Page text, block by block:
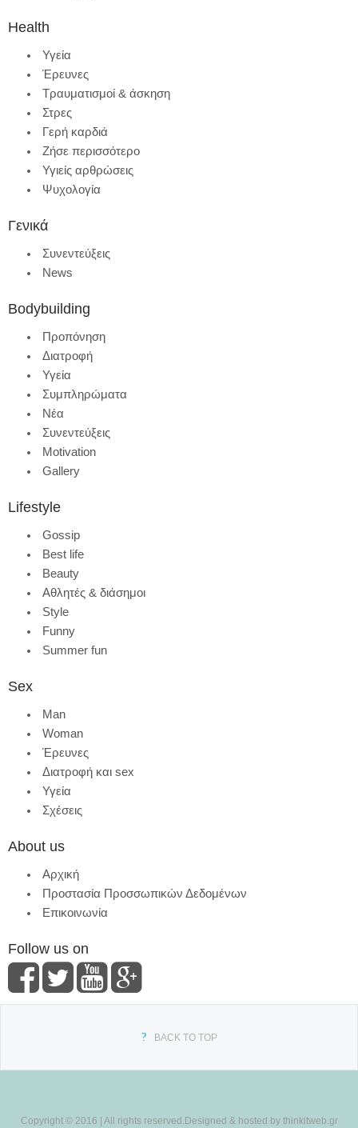
Health
Υγεία
Έρευνες
Τραυματισμοί & άσκηση
Στρες
Γερή καρδιά
Ζήσε περισσότερο
Υγιείς αρθρώσεις
Ψυχολογία
Γενικά
Συνεντεύξεις
News
Bodybuilding
Προπόνηση
Διατροφή
Υγεία
Συμπληρώματα
Νέα
Συνεντεύξεις
Motivation
Gallery
Lifestyle
Gossip
Best life
Beauty
Αθλητές & διάσημοι
Style
Funny
Summer fun
Sex
Man
Woman
Έρευνες
Διατροφή και sex
Υγεία
Σχέσεις
About us
Αρχική
Προστασία Προσσωπικών Δεδομένων
Επικοινωνία
Follow us on
BACK TO TOP
Copyright © 2016 | All rights reserved.Designed & hosted by thinkitweb.gr